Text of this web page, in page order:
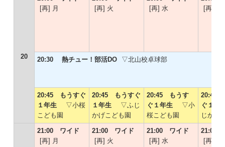
20
[再] 月
[再] 火
[再] 水
[再] 木
20:30 熱チュー！部活DO ▽北山校卓球部
20:45 もうすぐ
１年生
▽小桜
こども園
20:45 もうすぐ
１年生
▽ふじ
かげこども園
20:45 もうす
ぐ１年生
▽小
桜こども園
20:45
ぐ１
じかげ
21:00 ワイド
[再] 月
21:00 ワイド
[再] 火
21:00 ワイド
[再] 水
21:00
[再] 木